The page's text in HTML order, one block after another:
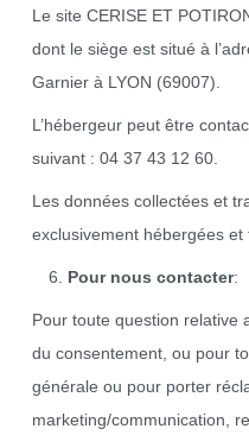
Le site CERISE ET
dont le siège est situé à
Garnier à LYON (69007).
L’hébergeur peut être
suivant : 04 37 43 12 60.
Les données collectées et
exclusivement hébergées et
Pour nous contacter:
Pour toute question relative
du consentement, ou pour
générale ou pour porter
marketing/communication,